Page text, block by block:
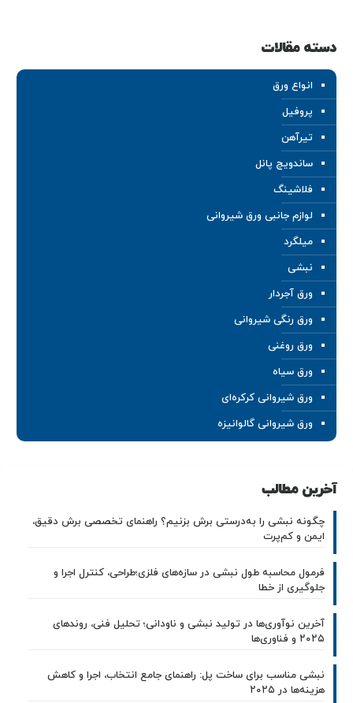
دسته مقالات
انواع ورق
پروفیل
تیرآهن
ساندویچ پانل
فلاشینگ
لوازم جانبی ورق شیروانی
میلگرد
نبشی
ورق آجردار
ورق رنگی شیروانی
ورق روغنی
ورق سیاه
ورق شیروانی کرکره‌ای
ورق شیروانی گالوانیزه
آخرین مطالب
چگونه نبشی را به‌درستی برش بزنیم؟ راهنمای تخصصی برش دقیق،
ایمن و کم‌پرت
فرمول محاسبه طول نبشی در سازه‌های فلزی؛طراحی، کنترل اجرا و
جلوگیری از خطا
آخرین نوآوری‌ها در تولید نبشی و ناودانی؛ تحلیل فنی، روندهای
۲۰۲۵ و فناوری‌ها
نبشی مناسب برای ساخت پل: راهنمای جامع انتخاب، اجرا و کاهش
هزینه‌ها در ۲۰۲۵